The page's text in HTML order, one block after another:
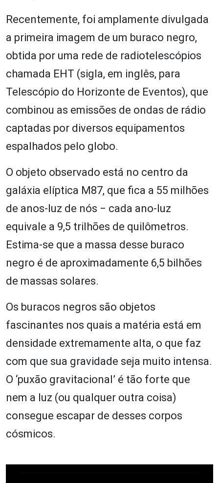
Recentemente, foi amplamente divulgada
a primeira imagem de um buraco negro,
obtida por uma rede de radiotelescópios
chamada EHT (sigla, em inglês, para
Telescópio do Horizonte de Eventos), que
combinou as emissões de ondas de rádio
captadas por diversos equipamentos
espalhados pelo globo.
O objeto observado está no centro da
galáxia elíptica M87, que fica a 55 milhões
de anos-luz de nós ‒ cada ano-luz
equivale a 9,5 trilhões de quilômetros.
Estima-se que a massa desse buraco
negro é de aproximadamente 6,5 bilhões
de massas solares.
Os buracos negros são objetos
fascinantes nos quais a matéria está em
densidade extremamente alta, o que faz
com que sua gravidade seja muito intensa.
O ‘puxão gravitacional’ é tão forte que
nem a luz (ou qualquer outra coisa)
consegue escapar de desses corpos
cósmicos.